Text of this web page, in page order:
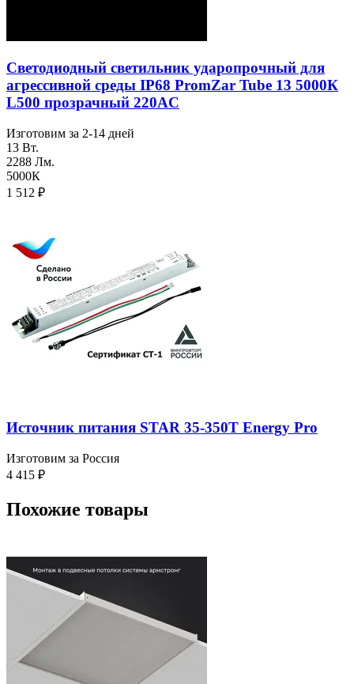
Светодиодный светильник ударопрочный для
агреcсивной среды IP68 PromZar Tube 13 5000К
L500 прозрачный 220AC
Изготовим за 2-14 дней
13 Вт.
2288 Лм.
5000К
1 512 ₽
Источник питания STAR 35-350T Energy Pro
Изготовим за Россия
4 415 ₽
Похожие товары